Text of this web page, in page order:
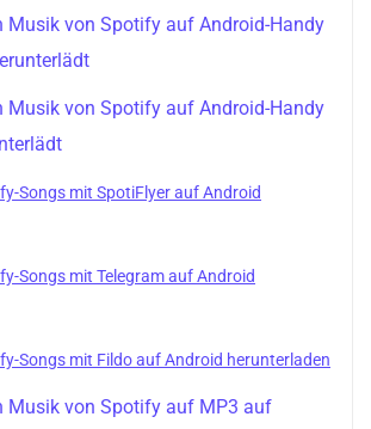
Musik von Spotify auf Android-Handy
Musik von Spotify auf Android-Handy
Songs mit SpotiFlyer auf Android
Songs mit Telegram auf Android
Songs mit Fildo auf Android herunterladen
Musik von Spotify auf MP3 auf